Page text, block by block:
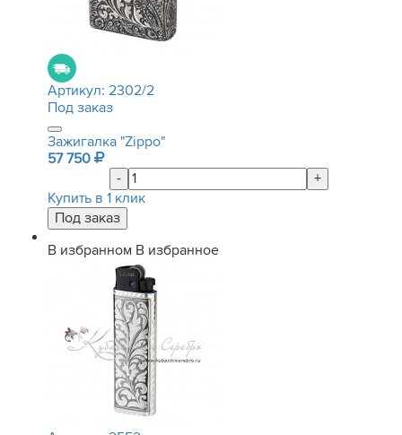
Артикул: 2302/2
Под заказ
Зажигалка "Zippo"
57 750
-
+
Купить в 1 клик
В избранном В избранное